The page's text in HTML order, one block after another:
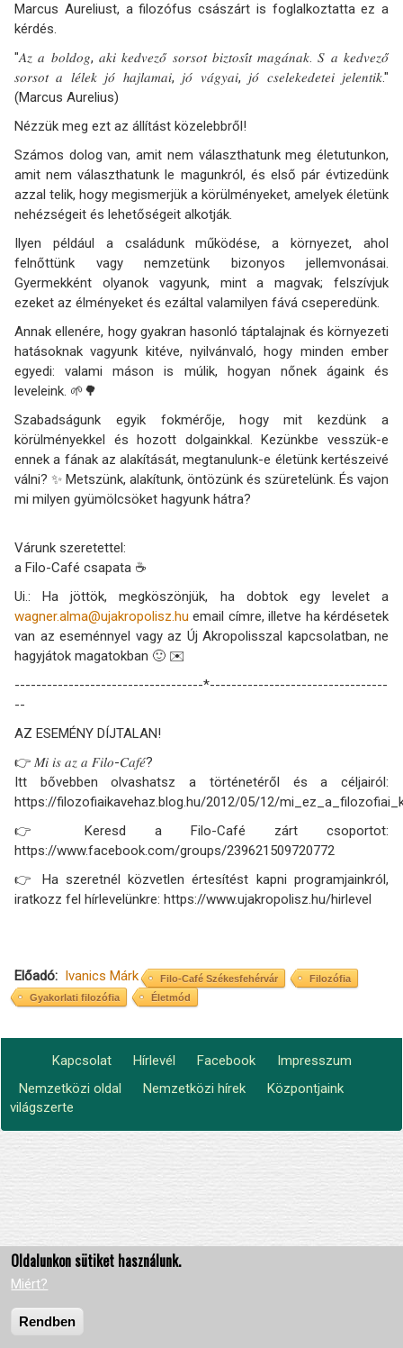
Marcus Aureliust, a filozófus császárt is foglalkoztatta ez a
kérdés.
"𝐴𝑧 𝑎 𝑏𝑜𝑙𝑑𝑜𝑔, 𝑎𝑘𝑖 𝑘𝑒𝑑𝑣𝑒𝑧𝑜̋ 𝑠𝑜𝑟𝑠𝑜𝑡 𝑏𝑖𝑧𝑡𝑜𝑠𝑖́𝑡 𝑚𝑎𝑔𝑎́𝑛𝑎𝑘. 𝑆 𝑎 𝑘𝑒𝑑𝑣𝑒𝑧𝑜̋
𝑠𝑜𝑟𝑠𝑜𝑡 𝑎 𝑙𝑒́𝑙𝑒𝑘 𝑗𝑜́ ℎ𝑎𝑗𝑙𝑎𝑚𝑎𝑖, 𝑗𝑜́ 𝑣𝑎́𝑔𝑦𝑎𝑖, 𝑗𝑜́ 𝑐𝑠𝑒𝑙𝑒𝑘𝑒𝑑𝑒𝑡𝑒𝑖 𝑗𝑒𝑙𝑒𝑛𝑡𝑖𝑘."
(Marcus Aurelius)
Nézzük meg ezt az állítást közelebbről!
Számos dolog van, amit nem választhatunk meg életutunkon,
amit nem választhatunk le magunkról, és első pár évtizedünk
azzal telik, hogy megismerjük a körülményeket, amelyek életünk
nehézségeit és lehetőségeit alkotják.
Ilyen például a családunk működése, a környezet, ahol
felnőttünk vagy nemzetünk bizonyos jellemvonásai.
Gyermekként olyanok vagyunk, mint a magvak; felszívjuk
ezeket az élményeket és ezáltal valamilyen fává cseperedünk.
Annak ellenére, hogy gyakran hasonló táptalajnak és környezeti
hatásoknak vagyunk kitéve, nyilvánvaló, hogy minden ember
egyedi: valami máson is múlik, hogyan nőnek ágaink és
leveleink. 🌱🌳
Szabadságunk egyik fokmérője, hogy mit kezdünk a
körülményekkel és hozott dolgainkkal. Kezünkbe vesszük-e
ennek a fának az alakítását, megtanulunk-e életünk kertészeivé
válni? ✨ Metszünk, alakítunk, öntözünk és szüretelünk. És vajon
mi milyen gyümölcsöket hagyunk hátra?
Várunk szeretettel:
a Filo-Café csapata ☕
Ui.: Ha jöttök, megköszönjük, ha dobtok egy levelet a
wagner.alma@ujakropolisz.hu email címre, illetve ha kérdésetek
van az eseménnyel vagy az Új Akropolisszal kapcsolatban, ne
hagyjátok magatokban 🙂 ✉️
-----------------------------------*---------------------------------
--
AZ ESEMÉNY DÍJTALAN!
👉 𝑀𝑖 𝑖𝑠 𝑎𝑧 𝑎 𝐹𝑖𝑙𝑜-𝐶𝑎𝑓𝑒́?
Itt bővebben olvashatsz a történetéről és a céljairól:
https://filozofiaikavehaz.blog.hu/2012/05/12/
👉 Keresd a Filo-Café zárt csoportot:
https://www.facebook.com/groups/239621509720772
👉 Ha szeretnél közvetlen értesítést kapni programjainkról,
iratkozz fel hírlevelünkre: https://www.ujakropolisz.hu/hirlevel
Előadó Ivanics Márk Filo-Café Székesfehérvár
Filozófia
Gyakorlati filozófia
Életmód
Footer
menu
Kapcsolat Hírlevél Facebook Impresszum
Lábléc2
Nemzetközi oldal Nemzetközi hírek
Központjaink
világszerte
Oldalunkon sütiket használunk.
Miért?
Rendben